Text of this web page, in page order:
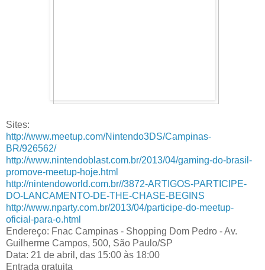
Sites:
http://www.meetup.com/Nintendo3DS/Campinas-
BR/926562/
http://www.nintendoblast.com.br/2013/04/gaming-do-brasil-
promove-meetup-hoje.html
http://nintendoworld.com.br//3872-ARTIGOS-PARTICIPE-
DO-LANCAMENTO-DE-THE-CHASE-BEGINS
http://www.nparty.com.br/2013/04/participe-do-meetup-
oficial-para-o.html
Endereço: Fnac Campinas - Shopping Dom Pedro - Av.
Guilherme Campos, 500, São Paulo/SP
Data: 21 de abril, das 15:00 às 18:00
Entrada gratuita